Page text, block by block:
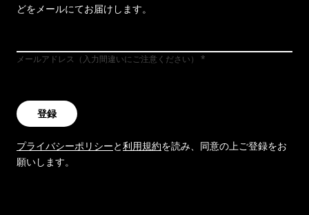
どをメールにてお届けします。
メールアドレス（入力間違いにご注意ください）
登録
プライバシーポリシーと利用規約を読み、同意の上ご登録をお
願いします。